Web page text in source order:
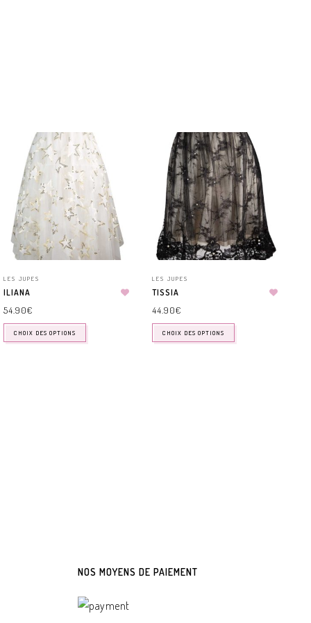
LES JUPES
ILIANA
54.90€
CHOIX DES OPTIONS
LES JUPES
TISSIA
44.90€
CHOIX DES OPTIONS
NOS MOYENS DE PAIEMENT